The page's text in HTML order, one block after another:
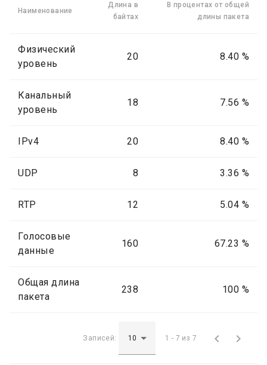
Наименование
Длина в
байтах
В процентах от общей
длины пакета
Физический
уровень
20 8.40 %
Канальный
уровень
18 7.56 %
IPv4 20 8.40 %
UDP 8 3.36 %
RTP 12 5.04 %
Голосовые
данные
160 67.23 %
Общая длина
пакета
238 100 %
Записей: 1 - 7 из 7  